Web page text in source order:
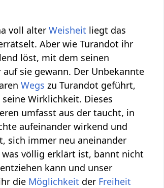
voll alterWeisheit liegt das
Aber wie Turandot ihr
löst, mit dem seinen
sie gewann. Der Unbekannte
Wegs zu Turandot geführt,
Wirklichkeit. Dieses
umfasst aus der taucht, in
aufeinander wirkend und
sich immer neu aneinander
was völlig erklärt ist, bannt nicht
kann und unser
die Möglichkeit der Freiheit